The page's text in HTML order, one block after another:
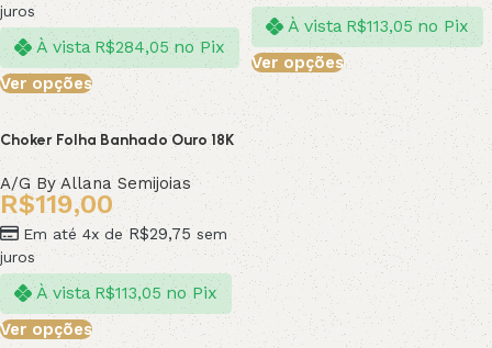
juros
À vista R$284,05 no Pix
Ver opções
À vista R$113,05 no Pix
Ver opções
Choker Folha Banhado Ouro 18K
A/G By Allana Semijoias
R$119,00
Em até 4x deR$29,75 sem
juros
À vista R$113,05 no Pix
Ver opções